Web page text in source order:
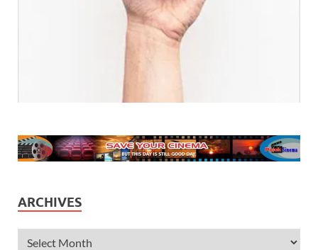
ARCHIVES